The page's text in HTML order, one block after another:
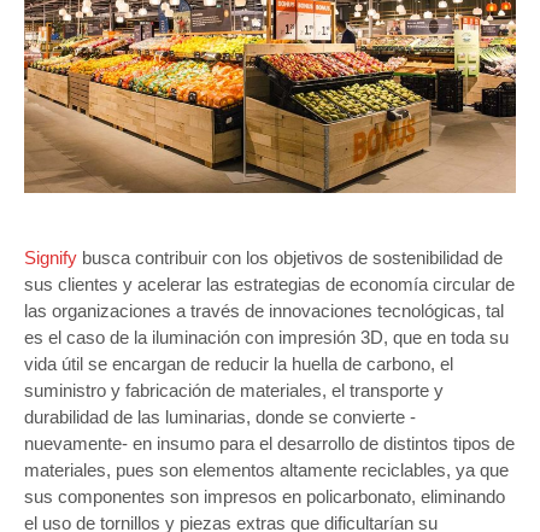
Signify busca contribuir con los objetivos de sostenibilidad de
sus clientes y acelerar las estrategias de economía circular de
las organizaciones a través de innovaciones tecnológicas, tal
es el caso de la iluminación con impresión 3D, que en toda su
vida útil se encargan de reducir la huella de carbono, el
suministro y fabricación de materiales, el transporte y
durabilidad de las luminarias, donde se convierte -
nuevamente- en insumo para el desarrollo de distintos tipos de
materiales, pues son elementos altamente reciclables, ya que
sus componentes son impresos en policarbonato, eliminando
el uso de tornillos y piezas extras que dificultarían su